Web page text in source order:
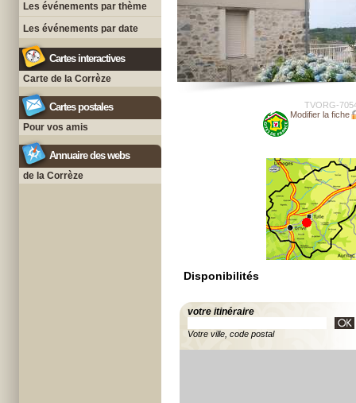
Les événements par thème
Les événements par date
Cartes interactives
Carte de la Corrèze
Cartes postales
Pour vos amis
Annuaire des webs
de la Corrèze
TVORG-
Modifier la fiche
Disponibilités
votre itinéraire
Votre ville, code postal